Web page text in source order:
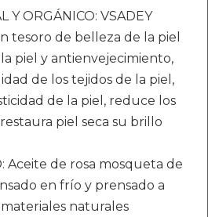
Y ORGÁNICO: VSADEY
tesoro de belleza de la piel
piel y antienvejecimiento,
de los tejidos de la piel,
de la piel, reduce los
piel seca su brillo
Aceite de rosa mosqueta de
en frío y prensado a
naturales